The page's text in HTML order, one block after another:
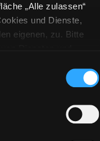
„Alle zulassen“
und Dienste,
eigenen, zu. Bitte
des EWR ohne
kann. In diesem
für Betroffene nicht
Verarbeitung